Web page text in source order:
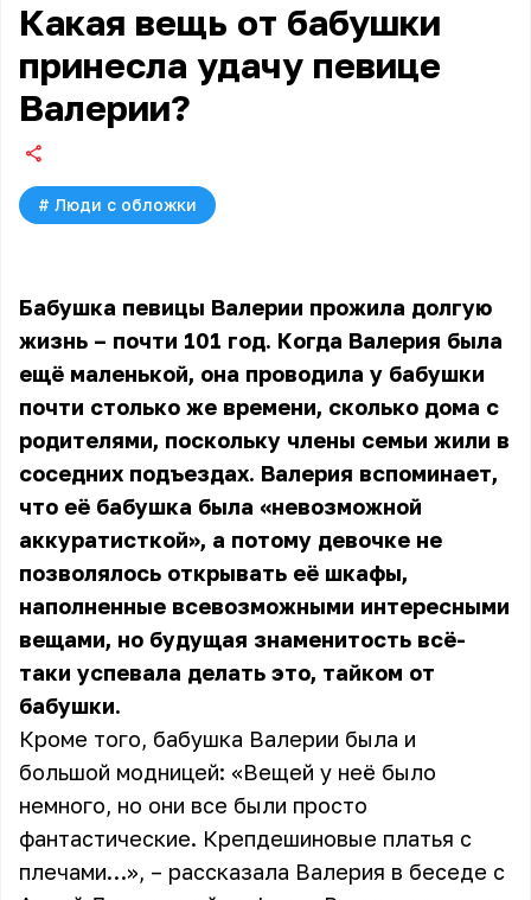
Какая вещь от бабушки
принесла удачу певице
Валерии?
# Люди с обложки
Бабушка певицы Валерии прожила долгую
жизнь – почти 101 год. Когда Валерия была
ещё маленькой, она проводила у бабушки
почти столько же времени, сколько дома с
родителями, поскольку члены семьи жили в
соседних подъездах. Валерия вспоминает,
что её бабушка была «невозможной
аккуратисткой», а потому девочке не
позволялось открывать её шкафы,
наполненные всевозможными интересными
вещами, но будущая знаменитость всё-
таки успевала делать это, тайком от
бабушки.
Кроме того, бабушка Валерии была и
большой модницей: «Вещей у неё было
немного, но они все были просто
фантастические. Крепдешиновые платья с
плечами…», – рассказала Валерия в беседе с